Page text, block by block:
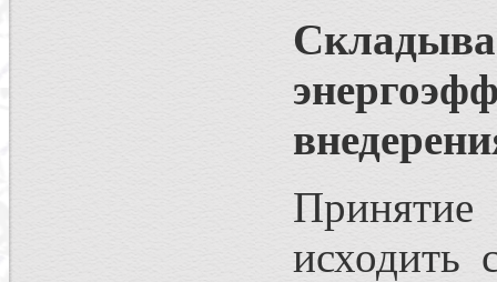
Принятие
исходить